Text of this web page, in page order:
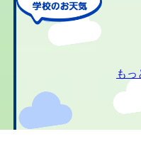
もっ